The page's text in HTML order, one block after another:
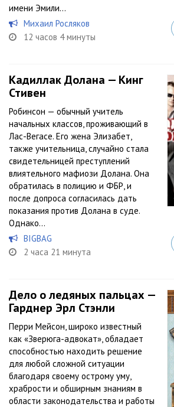
имени Эмили...
Михаил Росляков
12 часов 4 минуты
Кадиллак Долана — Кинг
Стивен
Робинсон — обычный учитель
начальных классов, проживающий в
Лас-Вегасе. Его жена Элизабет,
также учительница, случайно стала
свидетельницей преступлений
влиятельного мафиози Долана. Она
обратилась в полицию и ФБР, и
после допроса согласилась дать
показания против Долана в суде.
Однако...
BIGBAG
2 часа 21 минута
Дело о ледяных пальцах —
Гарднер Эрл Стэнли
Перри Мейсон, широко известный
как «Зверюга-адвокат», обладает
способностью находить решение
для любой сложной ситуации
благодаря своему острому уму,
храбрости и обширным знаниям в
области законодательства и работы